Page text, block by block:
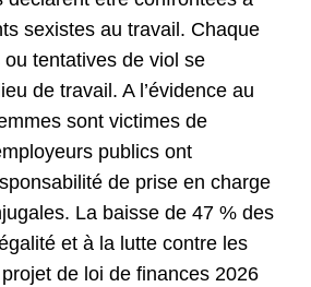
sexistes au travail. Chaque
tentatives de viol se
de travail. A l’évidence au
sont victimes de
publics ont
de prise en charge
La baisse de 47 % des
et à la lutte contre les
de loi de finances 2026